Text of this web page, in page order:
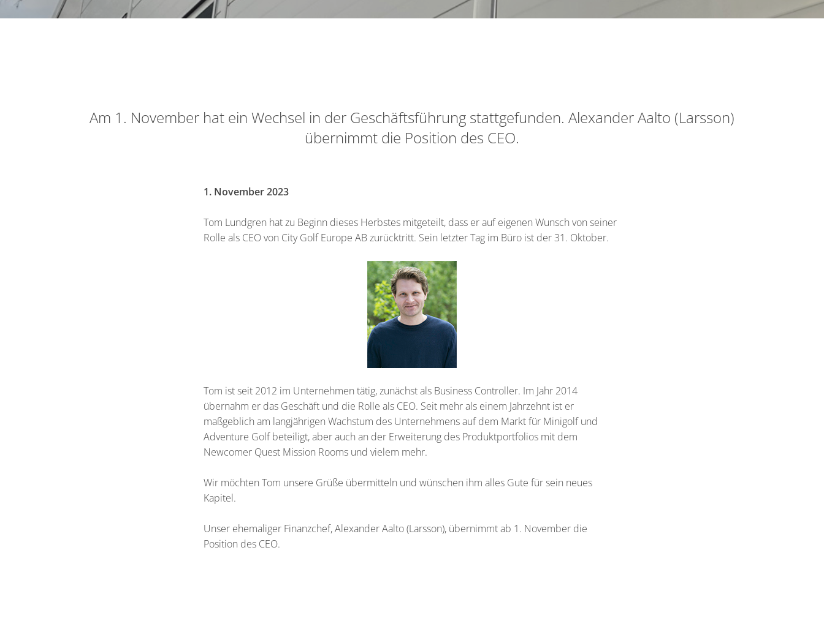
Am 1. November hat ein Wechsel in der Geschäftsführung stattgefunden. Alexander Aalto (Larsson)
übernimmt die Position des CEO.
1. November 2023
Tom Lundgren hat zu Beginn dieses Herbstes mitgeteilt, dass er auf eigenen Wunsch von seiner
Rolle als CEO von City Golf Europe AB zurücktritt. Sein letzter Tag im Büro ist der 31. Oktober.
Tom ist seit 2012 im Unternehmen tätig, zunächst als Business Controller. Im Jahr 2014
übernahm er das Geschäft und die Rolle als CEO. Seit mehr als einem Jahrzehnt ist er
maßgeblich am langjährigen Wachstum des Unternehmens auf dem Markt für Minigolf und
Adventure Golf beteiligt, aber auch an der Erweiterung des Produktportfolios mit dem
Newcomer Quest Mission Rooms und vielem mehr.
Wir möchten Tom unsere Grüße übermitteln und wünschen ihm alles Gute für sein neues
Kapitel.
Unser ehemaliger Finanzchef, Alexander Aalto (Larsson), übernimmt ab 1. November die
Position des CEO.